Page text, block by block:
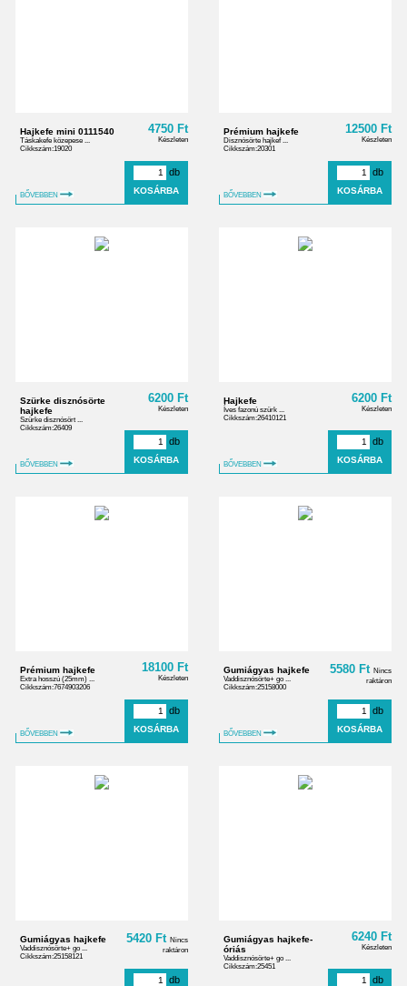
Hajkefe mini 0111540
Táskakefe közepese ...
Cikkszám:19020
BŐVEBBEN
4750 Ft
Készleten
db
Prémium hajkefe
Disznósörte hajkef ...
Cikkszám:20301
BŐVEBBEN
12500 Ft
Készleten
db
Szürke disznósörte
hajkefe
Szürke disznósört ...
Cikkszám:26409
BŐVEBBEN
6200 Ft
Készleten
db
Hajkefe
Íves fazonú szürk ...
Cikkszám:26410121
BŐVEBBEN
6200 Ft
Készleten
db
Prémium hajkefe
Extra hosszú (25mm) ...
Cikkszám:7674903206
BŐVEBBEN
18100 Ft
Készleten
db
Gumiágyas hajkefe
Vaddisznósörte+ go ...
Cikkszám:25158000
BŐVEBBEN
5580 Ft Nincs
raktáron
db
Gumiágyas hajkefe
Vaddisznósörte+ go ...
Cikkszám:25158121
5420 Ft Nincs
raktáron
db
Gumiágyas hajkefe-
óriás
Vaddisznósörte+ go ...
Cikkszám:25451
6240 Ft
Készleten
db